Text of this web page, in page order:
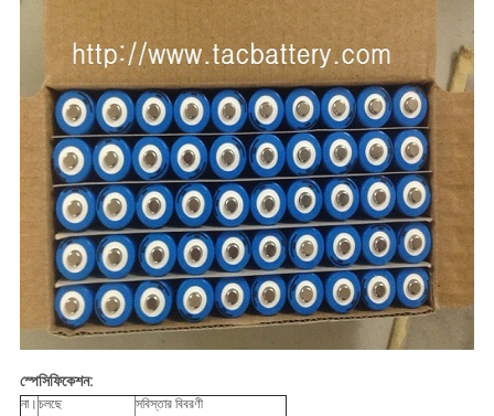
স্পেসিফিকেশন:
না। চলছে
সবিস্তার বিবরণী